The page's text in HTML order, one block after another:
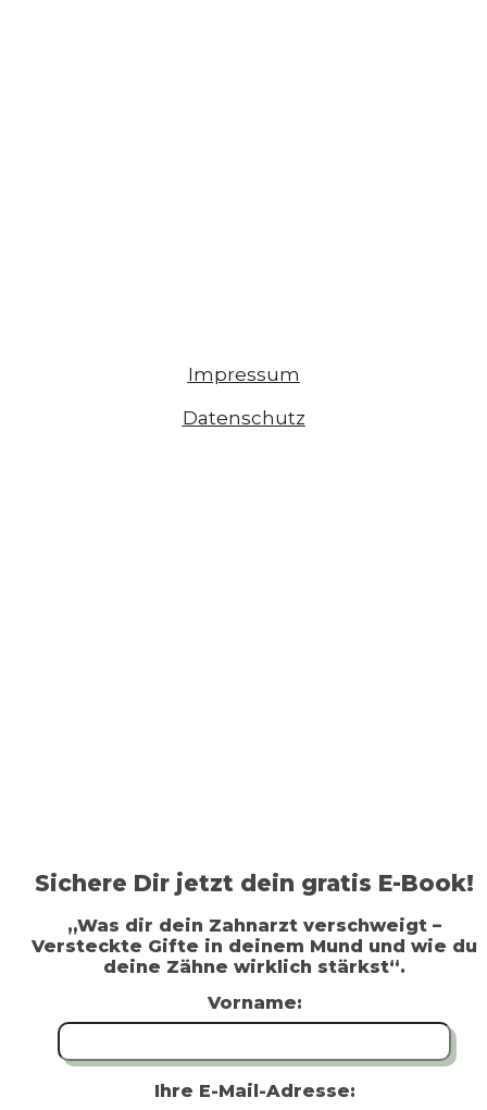
Impressum
Datenschutz
Sichere Dir jetzt dein gratis E-Book!
„Was dir dein Zahnarzt verschweigt –
Versteckte Gifte in deinem Mund und wie du
deine Zähne wirklich stärkst“.
Vorname:
Ihre E-Mail-Adresse: